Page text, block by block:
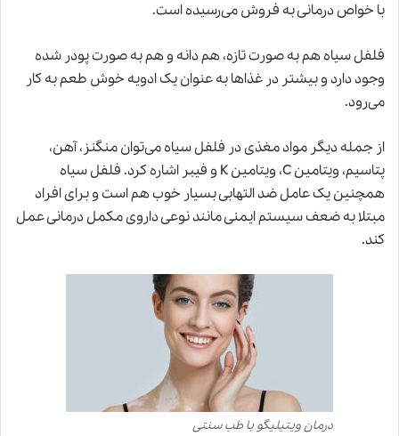
با خواص درمانی به فروش می‌رسیده است.
فلفل سیاه هم به صورت تازه، هم دانه و هم به صورت پودر شده
وجود دارد و بیشتر در غذا‌ها به عنوان یک ادویه خوش طعم به کار
می‌رود.
از جمله دیگر مواد مغذی در فلفل سیاه می‌توان منگنز، آهن،
پتاسیم، ویتامین C، ویتامین K و فیبر اشاره کرد. فلفل سیاه
همچنین یک عامل ضد التهابی بسیار خوب هم است و برای افراد
مبتلا به ضعف سیستم ایمنی مانند نوعی داروی مکمل درمانی عمل
کند.
درمان ویتیلیگو با طب سنتی